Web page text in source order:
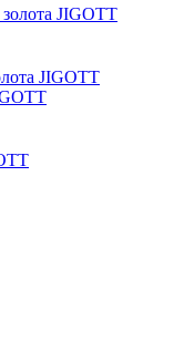
JIGOTT